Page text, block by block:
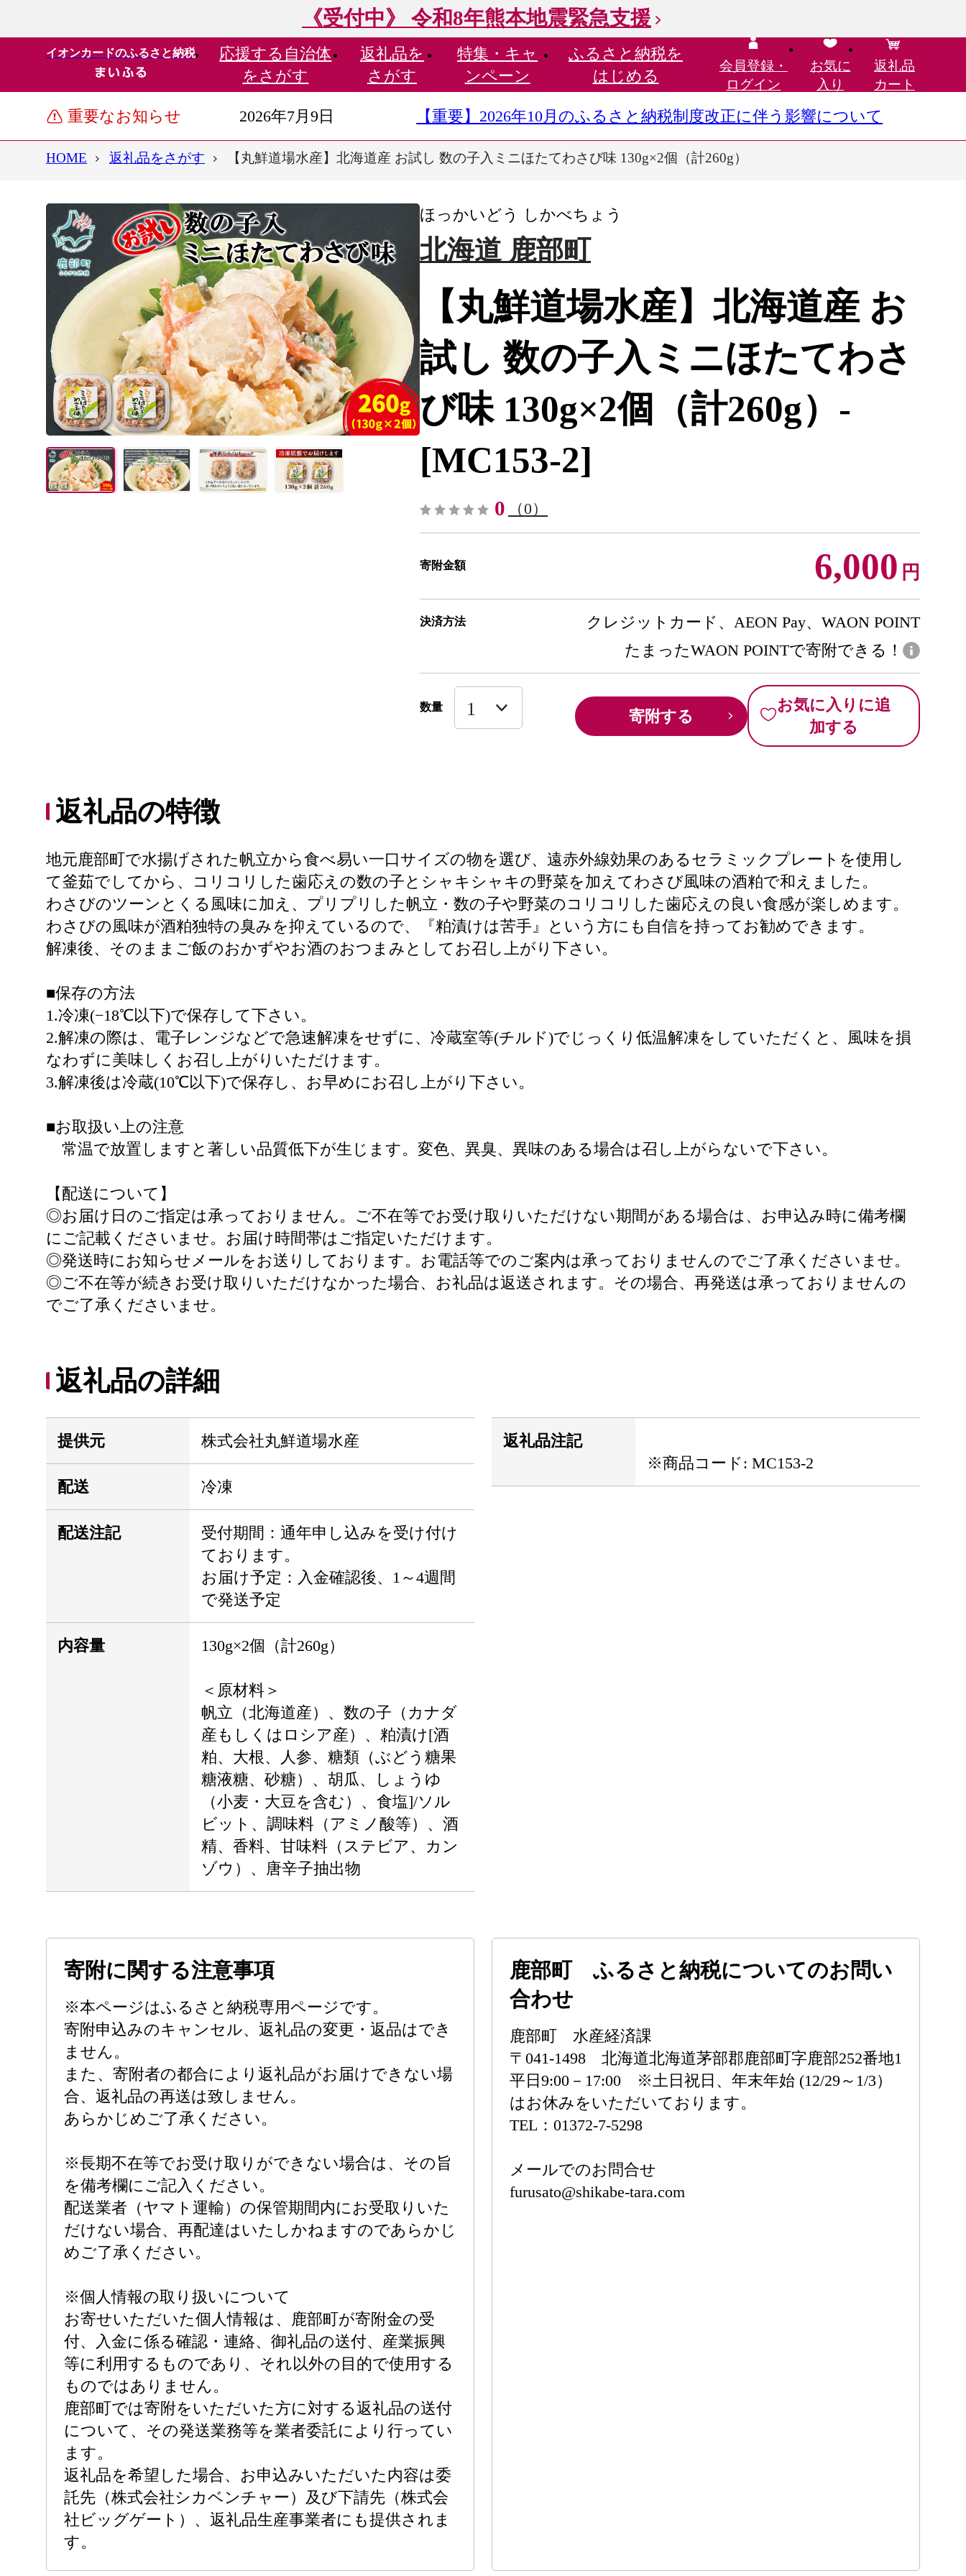
《受付中》 令和8年熊本地震緊急支援
イオンカードのふるさと納税 応援する 自治体
をさがす
返礼品を
さがす
特集・ キャ
ンペーン
ふるさと納税を
はじめる
会員登録・
ログイン
お気に
入り
返礼品
カート
重要なお知らせ 2026年7月9日 【重要】2026年10月のふるさと納税制度改正に伴う影響について
HOME 返礼品をさがす 【丸鮮道場水産】北海道産 お試し 数の子入ミニほたてわさび味 130g×2個（計260g）
ほっかいどう しかべちょう
北海道 鹿部町
【丸鮮道場水産】北海道産 お
試し 数の子入ミニほたてわさ
び味 130g×2個（計260g）-
[MC153-2]
0 （0）
寄附金額 6,000 円
決済方法
クレジットカード、AEON Pay、WAON POINT
たまったWAON POINTで寄附できる！
数量 寄附する
お気に入りに追
加する
返礼品の特徴
地元鹿部町で水揚げされた帆立から食べ易い一口サイズの物を選び、遠赤外線効果のあるセラミックプレートを使用し
て釜茹でしてから、コリコリした歯応えの数の子とシャキシャキの野菜を加えてわさび風味の酒粕で和えました。
わさびのツーンとくる風味に加え、プリプリした帆立・数の子や野菜のコリコリした歯応えの良い食感が楽しめます。
わさびの風味が酒粕独特の臭みを抑えているので、『粕漬けは苦手』という方にも自信を持ってお勧めできます。
解凍後、そのままご飯のおかずやお酒のおつまみとしてお召し上がり下さい。
■保存の方法
1.冷凍(−18℃以下)で保存して下さい。
2.解凍の際は、電子レンジなどで急速解凍をせずに、冷蔵室等(チルド)でじっくり低温解凍をしていただくと、風味を損
なわずに美味しくお召し上がりいただけます。
3.解凍後は冷蔵(10℃以下)で保存し、お早めにお召し上がり下さい。
■お取扱い上の注意
常温で放置しますと著しい品質低下が生じます。変色、異臭、異味のある場合は召し上がらないで下さい。
【配送について】
◎お届け日のご指定は承っておりません。ご不在等でお受け取りいただけない期間がある場合は、お申込み時に備考欄
にご記載くださいませ。お届け時間帯はご指定いただけます。
◎発送時にお知らせメールをお送りしております。お電話等でのご案内は承っておりませんのでご了承くださいませ。
◎ご不在等が続きお受け取りいただけなかった場合、お礼品は返送されます。その場合、再発送は承っておりませんの
でご了承くださいませ。
返礼品の詳細
提供元 株式会社丸鮮道場水産
配送 冷凍
配送注記
受付期間：通年申し込みを受け付け
ております。
お届け予定：入金確認後、1～4週間
で発送予定
内容量 130g×2個（計260g）
＜原材料＞
帆立（北海道産）、数の子（カナダ
産もしくはロシア産）、粕漬け[酒
粕、大根、人参、糖類（ぶどう糖果
糖液糖、砂糖）、胡瓜、しょうゆ
（小麦・大豆を含む）、食塩]/ソル
ビット、調味料（アミノ酸等）、酒
精、香料、甘味料（ステビア、カン
ゾウ）、唐辛子抽出物
返礼品注記
※商品コード: MC153-2
寄附に関する注意事項
※本ページはふるさと納税専用ページです。
寄附申込みのキャンセル、返礼品の変更・返品はでき
ません。
また、寄附者の都合により返礼品がお届けできない場
合、返礼品の再送は致しません。
あらかじめご了承ください。
※長期不在等でお受け取りができない場合は、その旨
を備考欄にご記入ください。
配送業者（ヤマト運輸）の保管期間内にお受取りいた
だけない場合、再配達はいたしかねますのであらかじ
めご了承ください。
※個人情報の取り扱いについて
お寄せいただいた個人情報は、鹿部町が寄附金の受
付、入金に係る確認・連絡、御礼品の送付、産業振興
等に利用するものであり、それ以外の目的で使用する
ものではありません。
鹿部町では寄附をいただいた方に対する返礼品の送付
について、その発送業務等を業者委託により行ってい
ます。
返礼品を希望した場合、お申込みいただいた内容は委
託先（株式会社シカベンチャー）及び下請先（株式会
社ビッグゲート）、返礼品生産事業者にも提供されま
す。
鹿部町 ふるさと納税についてのお問い
合わせ
鹿部町 水産経済課
〒041-1498 北海道北海道茅部郡鹿部町字鹿部252番地1
平日9:00－17:00 ※土日祝日、年末年始 (12/29～1/3）
はお休みをいただいております。
TEL：01372-7-5298
メールでのお問合せ
furusato@shikabe-tara.com